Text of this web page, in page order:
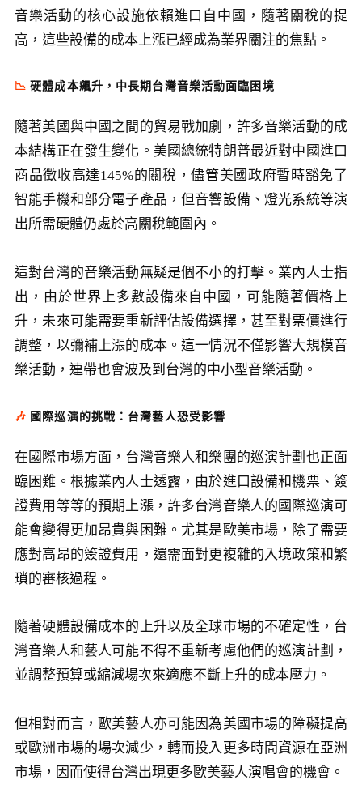
音樂活動的核心設施依賴進口自中國，隨著關稅的提
高，這些設備的成本上漲已經成為業界關注的焦點。
📉硬體成本飆升，中長期台灣音樂活動面臨困境
隨著美國與中國之間的貿易戰加劇，許多音樂活動的成
本結構正在發生變化。美國總統特朗普最近對中國進口
商品徵收高達145%的關稅，儘管美國政府暫時豁免了
智能手機和部分電子產品，但音響設備、燈光系統等演
出所需硬體仍處於高關稅範圍內。
這對台灣的音樂活動無疑是個不小的打擊。業內人士指
出，由於世界上多數設備來自中國，可能隨著價格上
升，未來可能需要重新評估設備選擇，甚至對票價進行
調整，以彌補上漲的成本。這一情況不僅影響大規模音
樂活動，連帶也會波及到台灣的中小型音樂活動。
🎶 國際巡演的挑戰：台灣藝人恐受影響
在國際市場方面，台灣音樂人和樂團的巡演計劃也正面
臨困難。根據業內人士透露，由於進口設備和機票、簽
證費用等等的預期上漲，許多台灣音樂人的國際巡演可
能會變得更加昂貴與困難。尤其是歐美市場，除了需要
應對高昂的簽證費用，還需面對更複雜的入境政策和繁
瑣的審核過程。
隨著硬體設備成本的上升以及全球市場的不確定性，台
灣音樂人和藝人可能不得不重新考慮他們的巡演計劃，
並調整預算或縮減場次來適應不斷上升的成本壓力。
但相對而言，歐美藝人亦可能因為美國市場的障礙提高
或歐洲市場的場次減少，轉而投入更多時間資源在亞洲
市場，因而使得台灣出現更多歐美藝人演唱會的機會。